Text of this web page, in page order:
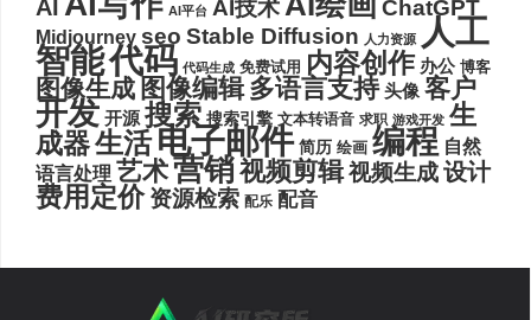
AI AI平台 AI技术 ChatGPT
Midjourney seo Stable Diffusion 人力资源 人工
智能代码 代码生成 免费试用 内容创作 办公 博客
图像生成 图像编辑 多语言支持 头像 客户
开发 开源 搜索 搜索引擎 文本转语音 求职 游戏开发 生
成器生活电子邮件 简历 绘画 编程 自然
语言处理 艺术营销视频剪辑视频生成设计
费用定价 资源检索 配乐 配音